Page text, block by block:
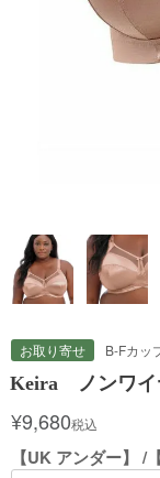
お取り寄せ B-Fカッ
Keira ノンワイ
¥9,680税込
【UK アンダー】